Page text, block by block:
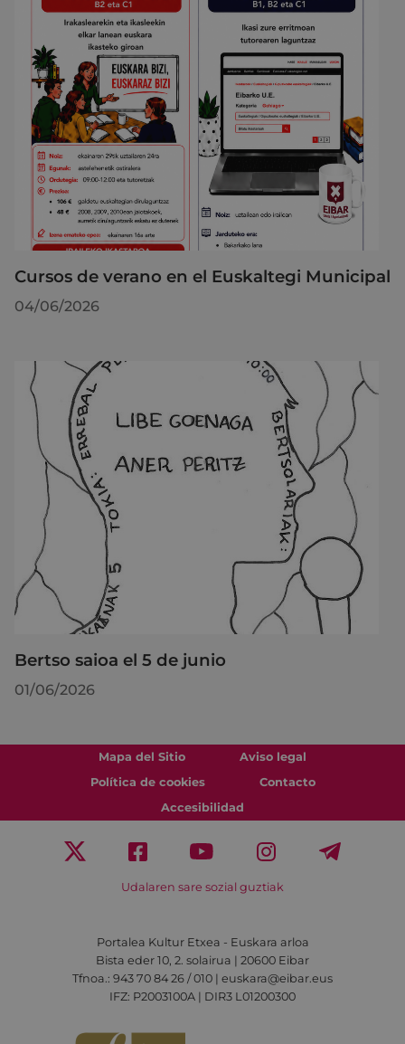
Cursos de verano en el Euskaltegi Municipal
04/06/2026
Bertso saioa el 5 de junio
01/06/2026
Mapa del Sitio
Aviso legal
Política de cookies
Contacto
Accesibilidad
Udalaren sare sozial guztiak
Portalea Kultur Etxea - Euskara arloa
Bista eder 10, 2. solairua | 20600 Eibar
Tfnoa.: 943 70 84 26 / 010 | euskara@eibar.eus
IFZ: P2003100A | DIR3 L01200300